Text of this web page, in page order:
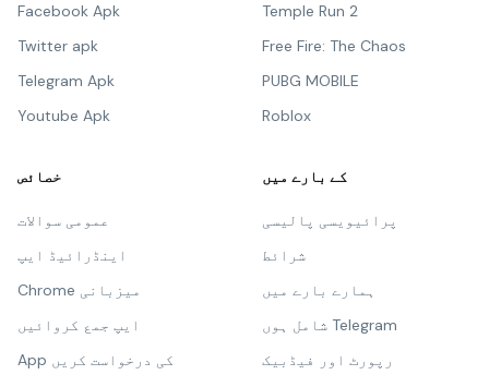
Facebook Apk
Twitter apk
Telegram Apk
Youtube Apk
Temple Run 2
Free Fire: The Chaos
PUBG MOBILE
Roblox
خصائص
عمومی سوالات
اینڈرائیڈ ایپ
Chrome میزبانی
ایپ جمع کروائیں
App کی درخواست کریں
کے بارے میں
پرائیویسی پالیسی
شرائط
ہمارے بارے میں
شامل ہوں Telegram
رپورٹ اور فیڈبیک